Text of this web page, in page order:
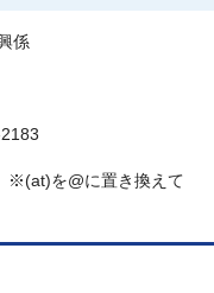
係
※(at)を@に置き換えて